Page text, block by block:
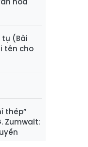
tụ (Bài
tên cho
thép”
Zumwalt: